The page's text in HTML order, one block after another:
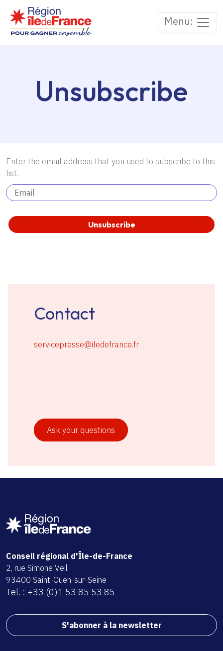
Skip to main content
Menu:
Unsubscribe
Enter the email address that you used to subscribe to this
list.
Contact
servicepresse@iledefrance.fr
Ask your questions
Conseil régional d'Île-de-France
2, rue Simone Veil
93400 Saint-Ouen-sur-Seine
Tel. : +33 (0)1 53 85 53 85
S'abonner à la newsletter